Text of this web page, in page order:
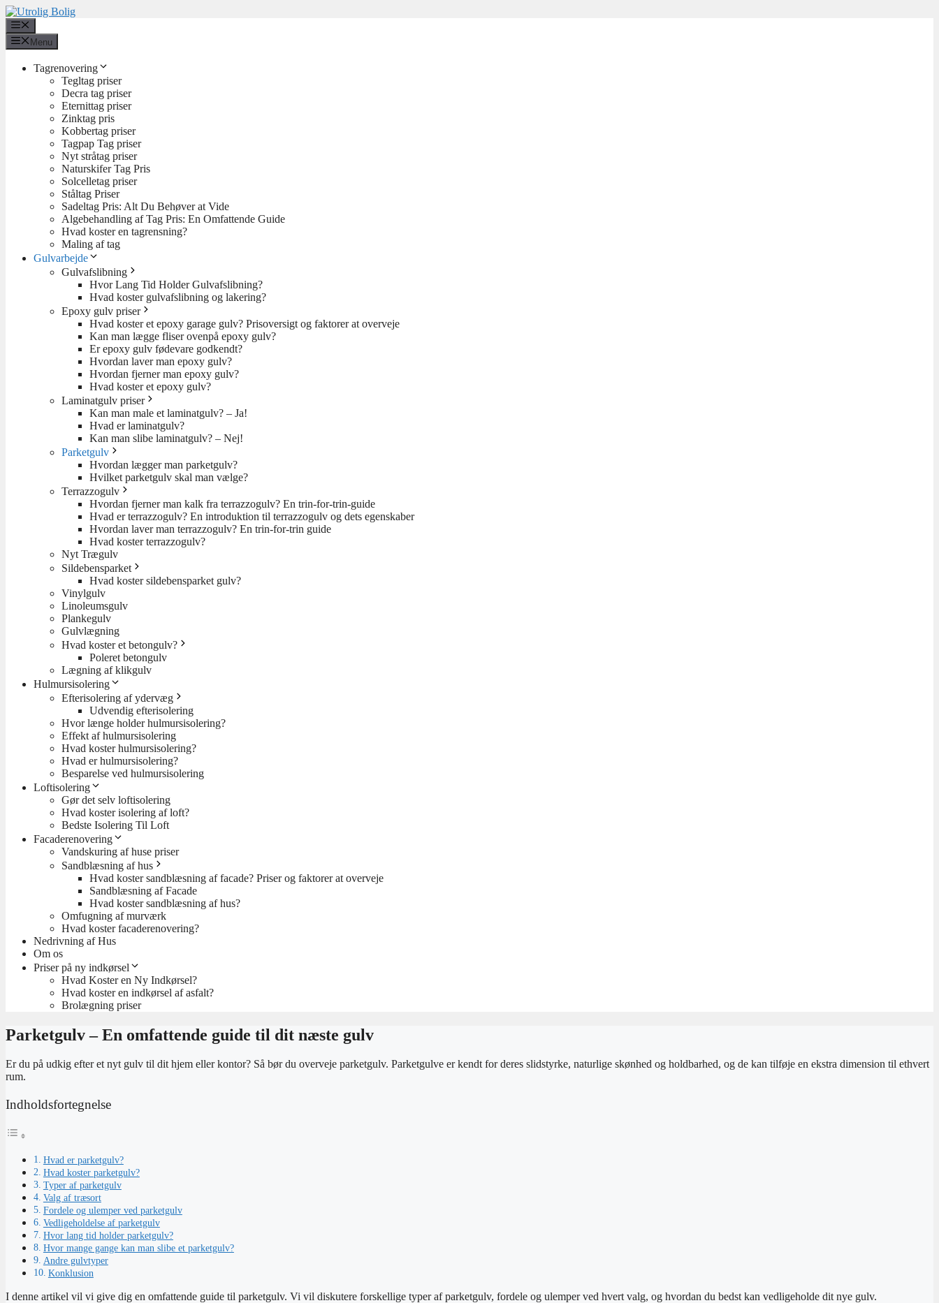
Hop
til
indhold
Menu
Tagrenovering
Tegltag priser
Decra tag priser
Eternittag priser
Zinktag pris
Kobbertag priser
Tagpap Tag priser
Nyt stråtag priser
Naturskifer Tag Pris
Solcelletag priser
Ståltag Priser
Sadeltag Pris: Alt Du Behøver at Vide
Algebehandling af Tag Pris: En Omfattende Guide
Hvad koster en tagrensning?
Maling af tag
Gulvarbejde
Gulvafslibning
Hvor Lang Tid Holder Gulvafslibning?
Hvad koster gulvafslibning og lakering?
Epoxy gulv priser
Hvad koster et epoxy garage gulv? Prisoversigt og faktorer at overveje
Kan man lægge fliser ovenpå epoxy gulv?
Er epoxy gulv fødevare godkendt?
Hvordan laver man epoxy gulv?
Hvordan fjerner man epoxy gulv?
Hvad koster et epoxy gulv?
Laminatgulv priser
Kan man male et laminatgulv? – Ja!
Hvad er laminatgulv?
Kan man slibe laminatgulv? – Nej!
Parketgulv
Hvordan lægger man parketgulv?
Hvilket parketgulv skal man vælge?
Terrazzogulv
Hvordan fjerner man kalk fra terrazzogulv? En trin-for-trin-guide
Hvad er terrazzogulv? En introduktion til terrazzogulv og dets egenskaber
Hvordan laver man terrazzogulv? En trin-for-trin guide
Hvad koster terrazzogulv?
Nyt Trægulv
Sildebensparket
Hvad koster sildebensparket gulv?
Vinylgulv
Linoleumsgulv
Plankegulv
Gulvlægning
Hvad koster et betongulv?
Poleret betongulv
Lægning af klikgulv
Hulmursisolering
Efterisolering af ydervæg
Udvendig efterisolering
Hvor længe holder hulmursisolering?
Effekt af hulmursisolering
Hvad koster hulmursisolering?
Hvad er hulmursisolering?
Besparelse ved hulmursisolering
Loftisolering
Gør det selv loftisolering
Hvad koster isolering af loft?
Bedste Isolering Til Loft
Facaderenovering
Vandskuring af huse priser
Sandblæsning af hus
Hvad koster sandblæsning af facade? Priser og faktorer at overveje
Sandblæsning af Facade
Hvad koster sandblæsning af hus?
Omfugning af murværk
Hvad koster facaderenovering?
Nedrivning af Hus
Om os
Priser på ny indkørsel
Hvad Koster en Ny Indkørsel?
Hvad koster en indkørsel af asfalt?
Brolægning priser
Parketgulv – En omfattende guide til dit næste gulv
Er du på udkig efter et nyt gulv til dit hjem eller kontor? Så bør du overveje parketgulv. Parketgulve er kendt for deres slidstyrke, naturlige skønhed og holdbarhed, og de kan tilføje en ekstra dimension til ethvert
rum.
Indholdsfortegnelse
Hvad er parketgulv?
Hvad koster parketgulv?
Typer af parketgulv
Valg af træsort
Fordele og ulemper ved parketgulv
Vedligeholdelse af parketgulv
Hvor lang tid holder parketgulv?
Hvor mange gange kan man slibe et parketgulv?
Andre gulvtyper
Konklusion
I denne artikel vil vi give dig en omfattende guide til parketgulv. Vi vil diskutere forskellige typer af parketgulv, fordele og ulemper ved hvert valg, og hvordan du bedst kan vedligeholde dit nye gulv.